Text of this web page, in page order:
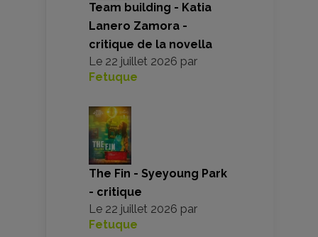
Team building - Katia
Lanero Zamora -
critique de la novella
Le 22 juillet 2026 par
Fetuque
The Fin - Syeyoung Park
- critique
Le 22 juillet 2026 par
Fetuque